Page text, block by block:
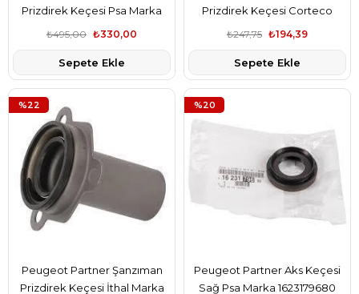
Prizdirek Keçesi Psa Marka
2105.38
₺330,00
₺495,00
Sepete Ekle
Prizdirek Keçesi Corteco
Marka 2105.38
₺194,39
₺247,75
Sepete Ekle
Peugeot Partner Şanzıman
Prizdirek Keçesi İthal Marka
%22
Peugeot Partner Aks Keçesi
Sağ Psa Marka 1623179680
%20